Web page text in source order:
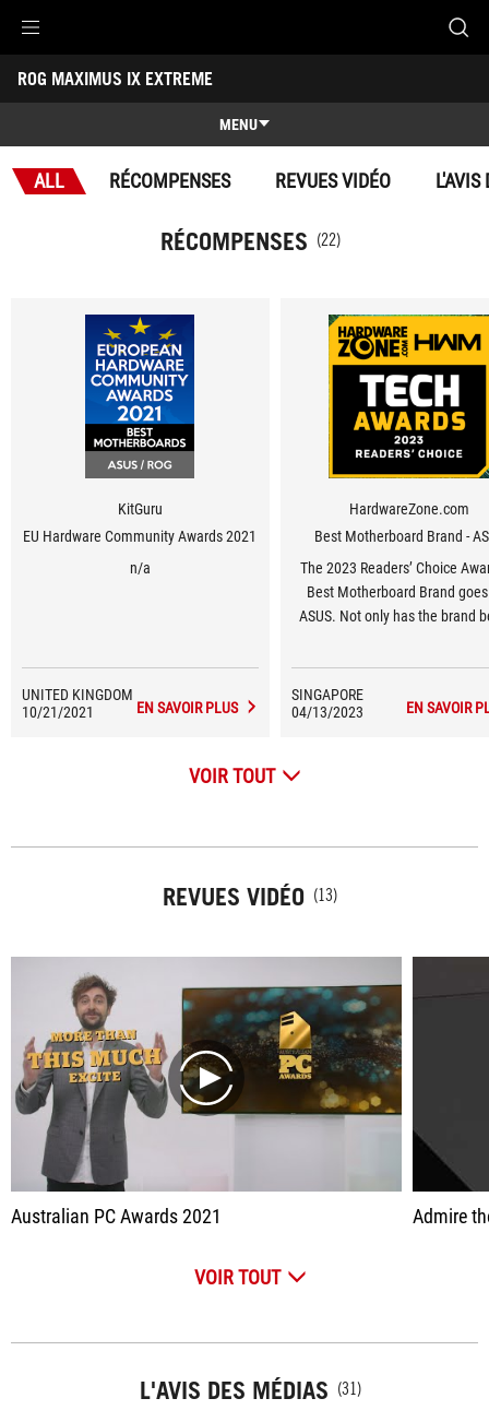
Accessibility links
Aller au contenu
Accessibilité
Aller au Menu
ASUS Footer
ROG MAXIMUS IX EXTREME
-
MENU
Caractéristiques
ALL RÉCOMPENSES REVUES VIDÉO L'AVIS
RÉCOMPENSES (22)
KitGuru
EU Hardware Community Awards 2021
n/a
UNITED KINGDOM
10/21/2021
EN SAVOIR PLUS
HardwareZone.com
Best Motherboard Brand -
The 2023 Readers’ Choice
Best Motherboard Brand
ASUS. Not only has the brand
but this year’s results have
highest in the last decade,
their previous high of 62% in
SINGAPORE
04/13/2023
EN SAVOIR
VOIR TOUT
REVUES VIDÉO (13)
play
Australian PC Awards 2021 Admire the
VOIR TOUT
L'AVIS DES MÉDIAS (31)